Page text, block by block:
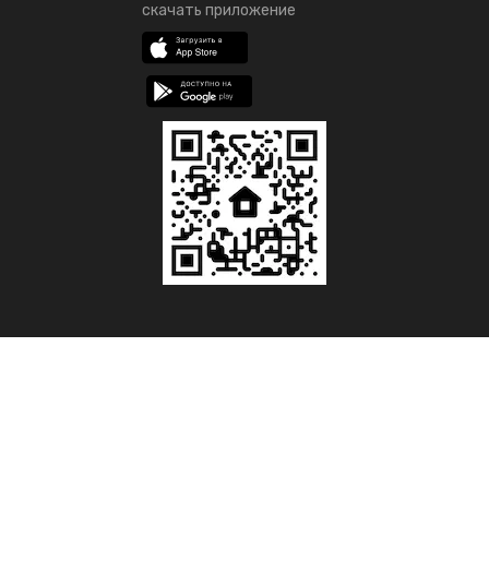
скачать приложение